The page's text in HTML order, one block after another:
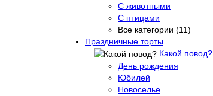
С животными
С птицами
Все категории (11)
Праздничные торты
Какой повод?
День рождения
Юбилей
Новоселье